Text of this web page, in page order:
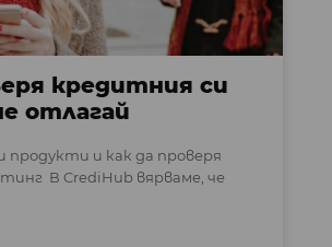
кредитния си
отлагай
продукти и как да проверя
В CrediHub вярваме, че